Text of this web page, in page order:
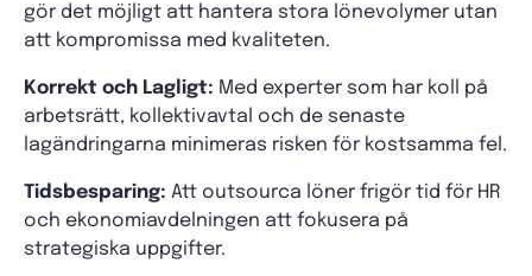
gör det möjligt att hantera stora lönevolymer utan
att kompromissa med kvaliteten.
Korrekt och Lagligt: Med experter som har koll på
arbetsrätt, kollektivavtal och de senaste
lagändringarna minimeras risken för kostsamma fel.
Tidsbesparing: Att outsourca löner frigör tid för HR
och ekonomiavdelningen att fokusera på
strategiska uppgifter.